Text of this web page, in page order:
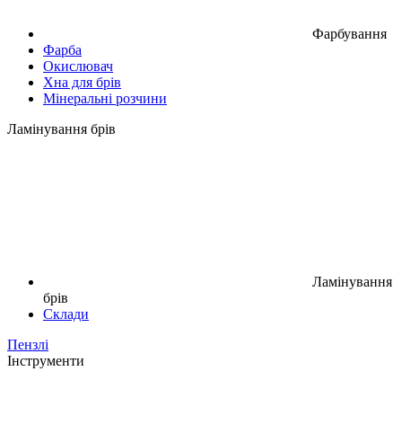
Фарбування
Фарба
Окислювач
Хна для брів
Мінеральні розчини
Ламінування брів
Ламінування
брів
Склади
Пензлі
Інструменти